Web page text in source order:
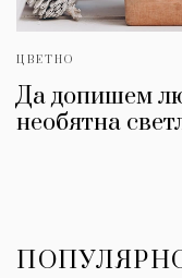
ЦВЕТНО
Да допишем
необятна